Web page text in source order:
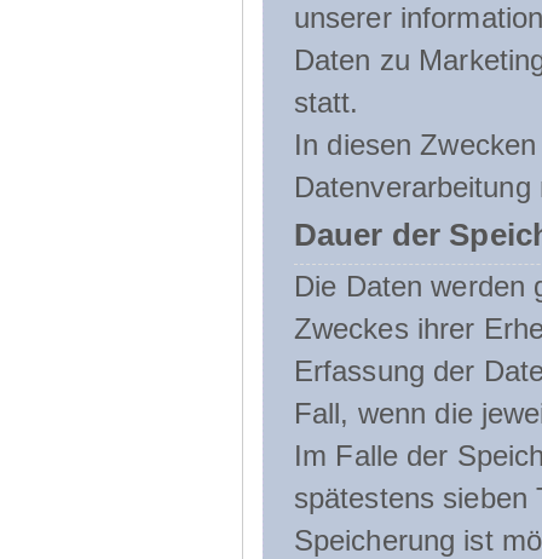
unserer
Daten zu
statt.
In diesen
Dauer der
Die Daten werden
Zweckes ihrer
Erfassung der
Fall, wenn die
Im Falle der
spätestens sieben
Speicherung ist